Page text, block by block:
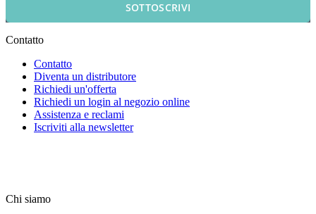
SOTTOSCRIVI
Contatto
Contatto
Diventa un distributore
Richiedi un'offerta
Richiedi un login al negozio online
Assistenza e reclami
Iscriviti alla newsletter
Chi siamo